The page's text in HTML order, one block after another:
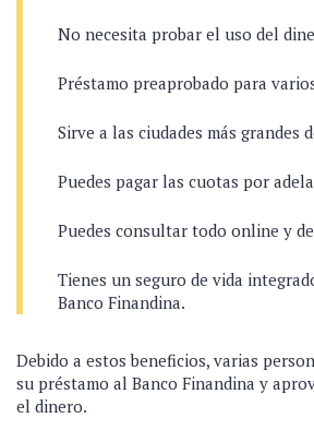
No necesita probar el uso del
Préstamo preaprobado para
Sirve a las ciudades más grandes
Puedes pagar las cuotas por
Puedes consultar todo online y
Tienes un seguro de vida
Banco Finandina.
Debido a estos beneficios, varias
su préstamo al Banco Finandina y
el dinero.